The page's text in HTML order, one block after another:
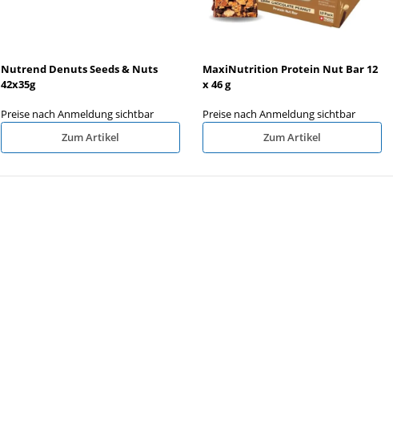
Nutrend Denuts Seeds & Nuts
42x35g
Preise nach Anmeldung sichtbar
Zum Artikel
MaxiNutrition Protein Nut Bar 12
x 46 g
Preise nach Anmeldung sichtbar
Zum Artikel